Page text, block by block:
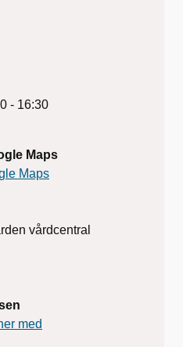
- 16:30
Maps
Maps
vårdcentral
med